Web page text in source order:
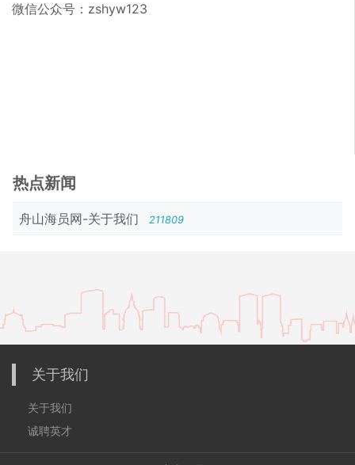
微信公众号：zshyw123
热点新闻
舟山海员网-关于我们 211809
关于我们
关于我们
诚聘英才